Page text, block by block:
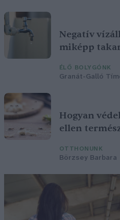
Negatív
miképp
ÉLŐ BOLYGÓNK
Granát-Galló
Hogyan
ellen
OTTHONUNK
Börzsey Barbara